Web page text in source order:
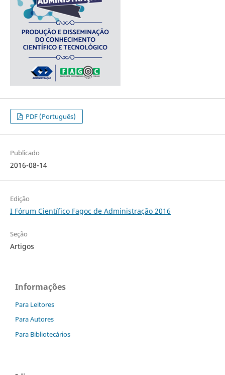
PDF (Português)
Publicado
2016-08-14
Edição
I Fórum Científico Fagoc de Administração 2016
Seção
Artigos
Informações
Para Leitores
Para Autores
Para Bibliotecários